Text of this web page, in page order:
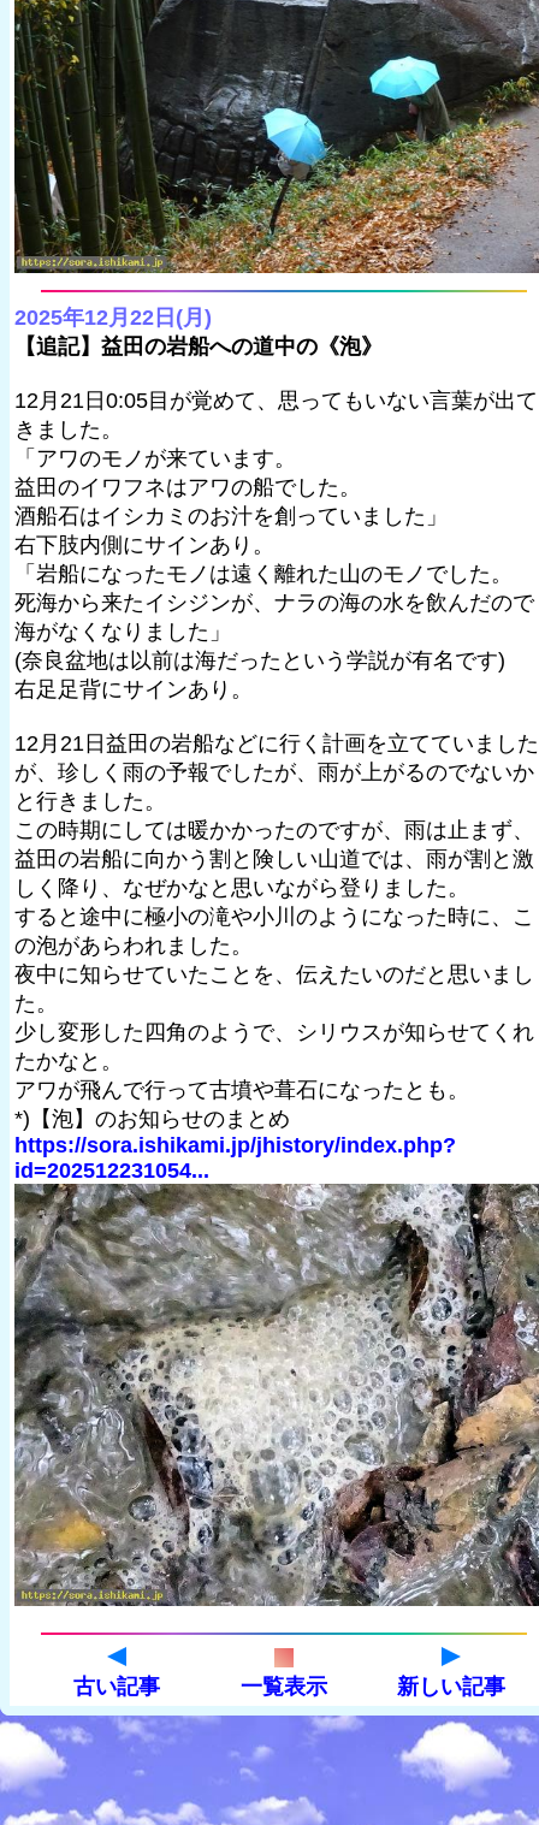
2025年12月22日(月)
【追記】益田の岩船への道中の《泡》
12月21日0:05目が覚めて、思ってもいない言葉が出て
きました。
「アワのモノが来ています。
益田のイワフネはアワの船でした。
酒船石はイシカミのお汁を創っていました」
右下肢内側にサインあり。
「岩船になったモノは遠く離れた山のモノでした。
死海から来たイシジンが、ナラの海の水を飲んだので
海がなくなりました」
(奈良盆地は以前は海だったという学説が有名です)
右足足背にサインあり。
12月21日益田の岩船などに行く計画を立てていました
が、珍しく雨の予報でしたが、雨が上がるのでないか
と行きました。
この時期にしては暖かかったのですが、雨は止まず、
益田の岩船に向かう割と険しい山道では、雨が割と激
しく降り、なぜかなと思いながら登りました。
すると途中に極小の滝や小川のようになった時に、こ
の泡があらわれました。
夜中に知らせていたことを、伝えたいのだと思いまし
た。
少し変形した四角のようで、シリウスが知らせてくれ
たかなと。
アワが飛んで行って古墳や葺石になったとも。
*)【泡】のお知らせのまとめ
https://sora.ishikami.jp/jhistory/index.php?
id=202512231054...
古い記事 一覧表示 新しい記事